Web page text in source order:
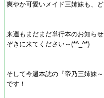
爽やか可愛いメイド三姉妹も、
来週もまだまだ単行本のお知ら
ぞきに来てください～(*^_^*)
そして今週本誌の『帝乃三姉妹
です！